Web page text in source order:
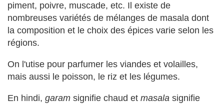
piment, poivre, muscade, etc. Il existe de
nombreuses variétés de mélanges de masala dont
la composition et le choix des épices varie selon les
régions.
On l'utise pour parfumer les viandes et volailles,
mais aussi le poisson, le riz et les légumes.
En hindi, garam signifie chaud et masala signifie